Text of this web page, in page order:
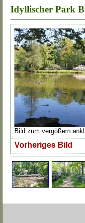
Idyllischer Park
Bild zum vergößern
Vorheriges Bild